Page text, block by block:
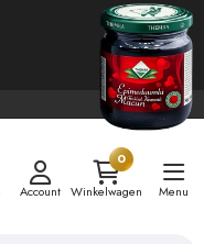
Account
0
Winkelwagen
Menu